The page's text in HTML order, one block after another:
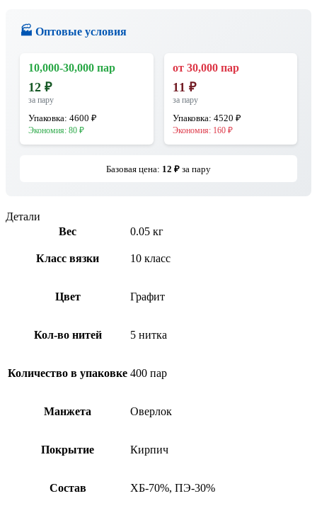
🏭 Оптовые условия
10,000-30,000 пар
12 ₽
за пару
Упаковка: 4600 ₽
Экономия: 80 ₽
от 30,000 пар
11 ₽
за пару
Упаковка: 4520 ₽
Экономия: 160 ₽
Базовая цена: 12 ₽ за пару
Детали
Вес
0.05 кг
Класс вязки 10 класс
Цвет Графит
Кол-во нитей 5 нитка
Количество в упаковке 400 пар
Манжета Оверлок
Покрытие Кирпич
Состав ХБ-70%, ПЭ-30%